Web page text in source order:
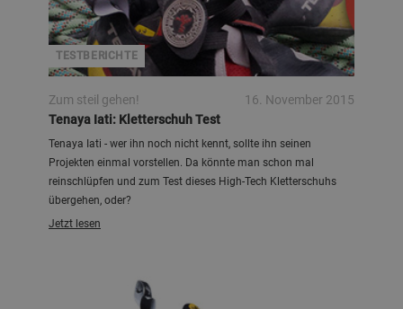
TESTBERICHTE
Zum steil gehen!
16. November 2015
Tenaya Iati: Kletterschuh Test
Tenaya Iati - wer ihn noch nicht kennt, sollte ihn seinen
Projekten einmal vorstellen. Da könnte man schon mal
reinschlüpfen und zum Test dieses High-Tech Kletterschuhs
übergehen, oder?
Jetzt lesen